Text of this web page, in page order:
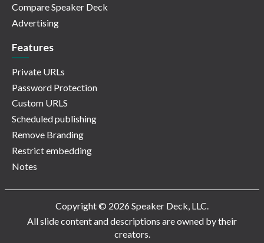
Compare Speaker Deck
Advertising
Features
Private URLs
Password Protection
Custom URLS
Scheduled publishing
Remove Branding
Restrict embedding
Notes
Copyright © 2026 Speaker Deck, LLC.
All slide content and descriptions are owned by their
creators.